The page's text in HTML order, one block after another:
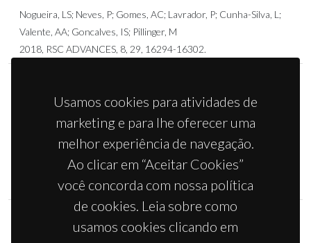
Nogueira, LS; Neves, P; Gomes, AC; Lavrador, P; Cunha-Silva, L;
Valente, AA; Goncalves, IS; Pillinger, M
2018, RSC ADVANCES, 8, 29, 16294-16302.
An Organotin Vanadate with Sodalite Topology
and Catalytic Versatility in Oxidative
Transformations
Gomes, AC; Antunes, MM; Abrantes, M; Valente, AA; Paz, FAA;
Goncalves, IS; Pillinger, M
2018, CHEMCATCHEM, 10, 16, 3481-3489.
Efficient Oxidative Desulfurization Processes
Usamos cookies para atividades de
marketing e para lhe oferecer uma
melhor experiência de navegação.
Ao clicar em “Aceitar Cookies”
você concorda com nossa política
de cookies. Leia sobre como
usamos cookies clicando em